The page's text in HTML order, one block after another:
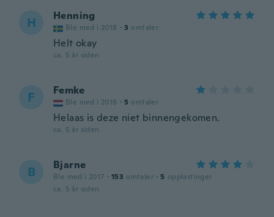
H Henning
Ble med i 2018 · 3 omtaler
Helt okay
ca. 5 år siden
F Femke
Ble med i 2018 · 5 omtaler
Helaas is deze niet binnengekomen.
ca. 5 år siden
B Bjarne
Ble med i 2017 · 153 omtaler · 5 opplastinger
ca. 5 år siden